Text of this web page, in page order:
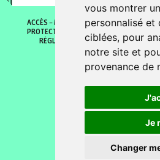
vous montrer
personnalisé et
ciblées, pour
notre site et
provenance de
Je
Changer
ACCÈS MENTIONS LÉGALES POLITIQUE
PROTECTION DES DONNÉES
GÉRER
RÉGLEMENT INTÉRIEUR
© 2026 Fontaine O